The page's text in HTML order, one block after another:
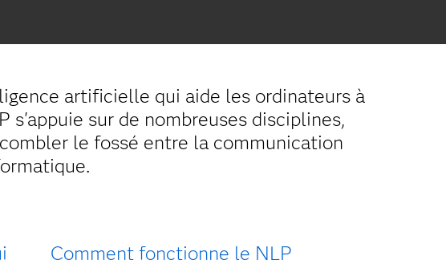
artificielle qui aide les ordinateurs à
sur de nombreuses disciplines,
le fossé entre la communication
Comment fonctionne le NLP